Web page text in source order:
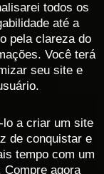
todos os
até a
pela clareza do
Você terá
seu site e
lo a criar um site
de conquistar e
tempo com um
Compre agora